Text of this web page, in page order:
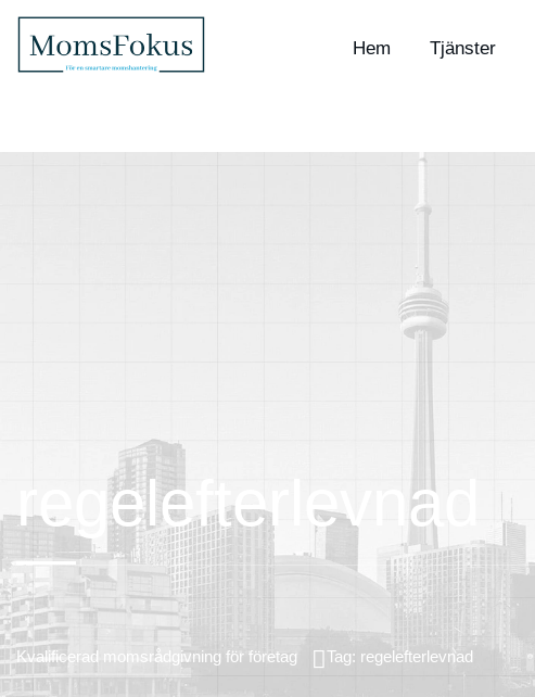
Hem Tjänster
regelefterlevnad
Kvalificerad momsrådgivning för företag Tag: regelefterlevnad